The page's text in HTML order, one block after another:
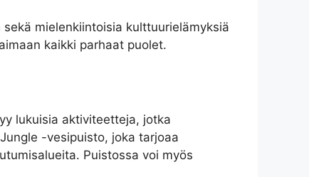
mielenkiintoisia kulttuurielämyksiä
kaikki parhaat puolet.
lukuisia aktiviteetteja, jotka
-vesipuisto, joka tarjoaa
Puistossa voi myös